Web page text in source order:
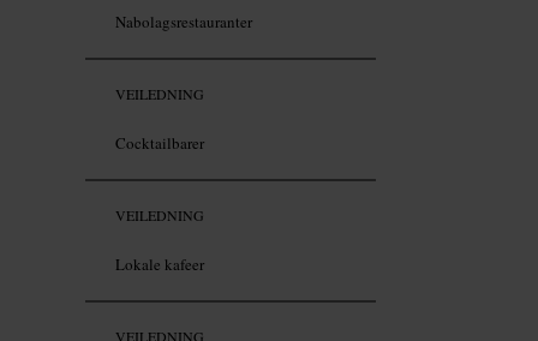
Nabolagsrestauranter
VEILEDNING
Cocktailbarer
VEILEDNING
Lokale kafeer
VEILEDNING